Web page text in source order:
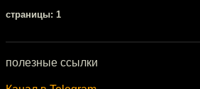
cтраницы: 1
полезные ссылки